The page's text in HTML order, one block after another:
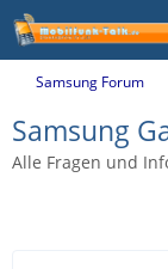
Samsung Forum
Samsung
Alle Fragen und